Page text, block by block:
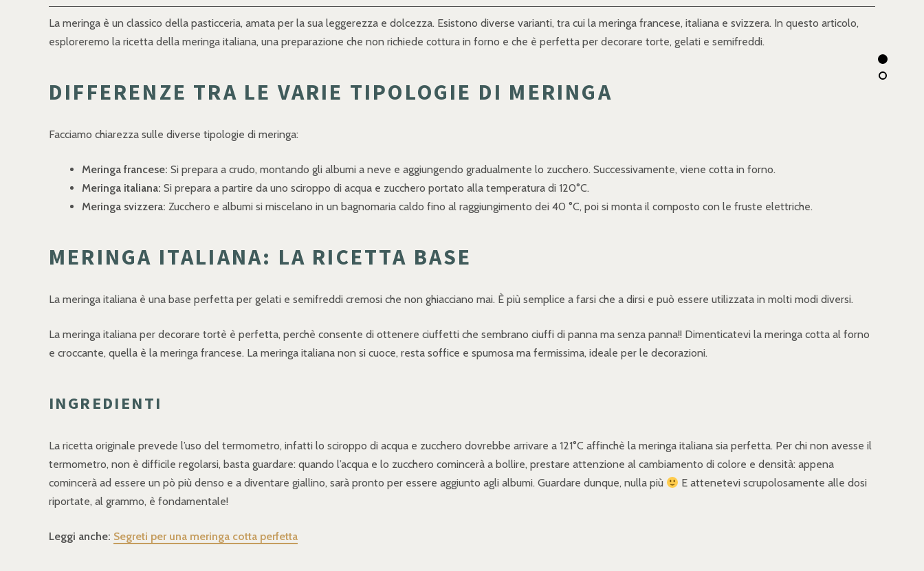
La meringa è un classico della pasticceria, amata per la sua leggerezza e dolcezza. Esistono diverse varianti, tra cui la meringa francese, italiana e svizzera. In questo articolo,
esploreremo la ricetta della meringa italiana, una preparazione che non richiede cottura in forno e che è perfetta per decorare torte, gelati e semifreddi.
DIFFERENZE TRA LE VARIE TIPOLOGIE DI MERINGA
Facciamo chiarezza sulle diverse tipologie di meringa:
Meringa francese: Si prepara a crudo, montando gli albumi a neve e aggiungendo gradualmente lo zucchero. Successivamente, viene cotta in forno.
Meringa italiana: Si prepara a partire da uno sciroppo di acqua e zucchero portato alla temperatura di 120°C.
Meringa svizzera: Zucchero e albumi si miscelano in un bagnomaria caldo fino al raggiungimento dei 40 °C, poi si monta il composto con le fruste elettriche.
MERINGA ITALIANA: LA RICETTA BASE
La meringa italiana è una base perfetta per gelati e semifreddi cremosi che non ghiacciano mai. È più semplice a farsi che a dirsi e può essere utilizzata in molti modi diversi.
La meringa italiana per decorare tortè è perfetta, perchè consente di ottenere ciuffetti che sembrano ciuffi di panna ma senza panna!! Dimenticatevi la meringa cotta al forno
e croccante, quella è la meringa francese. La meringa italiana non si cuoce, resta soffice e spumosa ma fermissima, ideale per le decorazioni.
INGREDIENTI
La ricetta originale prevede l’uso del termometro, infatti lo sciroppo di acqua e zucchero dovrebbe arrivare a 121°C affinchè la meringa italiana sia perfetta. Per chi non avesse il
termometro, non è difficile regolarsi, basta guardare: quando l’acqua e lo zucchero comincerà a bollire, prestare attenzione al cambiamento di colore e densità: appena
comincerà ad essere un pò più denso e a diventare giallino, sarà pronto per essere aggiunto agli albumi. Guardare dunque, nulla più
E attenetevi scrupolosamente alle dosi
riportate, al grammo, è fondamentale!
Leggi anche: Segreti per una meringa cotta perfetta